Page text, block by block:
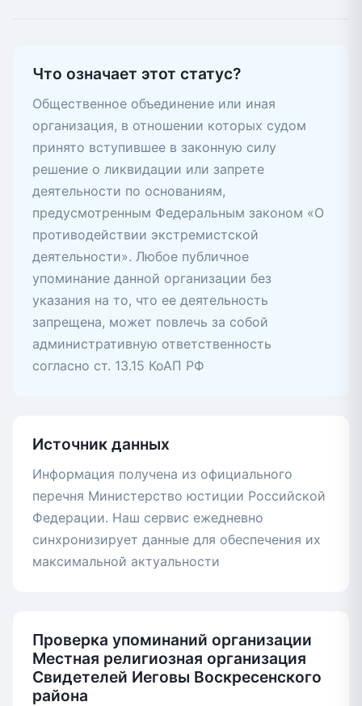
Что означает этот статус?
Общественное объединение или иная
организация, в отношении которых судом
принято вступившее в законную силу
решение о ликвидации или запрете
деятельности по основаниям,
предусмотренным Федеральным законом «О
противодействии экстремистской
деятельности». Любое публичное
упоминание данной организации без
указания на то, что ее деятельность
запрещена, может повлечь за собой
административную ответственность
согласно ст. 13.15 КоАП РФ
Источник данных
Информация получена из официального
перечня Министерство юстиции Российской
Федерации. Наш сервис ежедневно
синхронизирует данные для обеспечения их
максимальной актуальности
Проверка упоминаний организации
Местная религиозная организация
Свидетелей Иеговы Воскресенского
района